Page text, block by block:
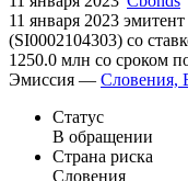
году
11 января 2023 Cbonds
(SI0002104303) cо
1250.0 млн со сроком
Эмиссия —Словения,